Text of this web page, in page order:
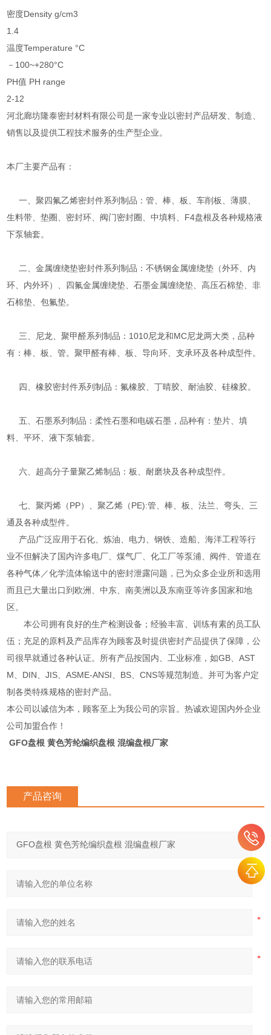
密度Density g/cm3
1.4
温度Temperature °C
－100~+280°C
PH值 PH range
2-12
河北廊坊隆泰密封材料有限公司是一家专业以密封产品研发、制造、
销售以及提供工程技术服务的生产型企业。
本厂主要产品有：
一、聚四氟乙烯密封件系列制品：管、棒、板、车削板、薄膜、
生料带、垫圈、密封环、阀门密封圈、中填料、F4盘根及各种规格液
下泵轴套。
二、金属缠绕垫密封件系列制品：不锈钢金属缠绕垫（外环、内
环、内外环）、四氟金属缠绕垫、石墨金属缠绕垫、高压石棉垫、非
石棉垫、包氟垫。
三、尼龙、聚甲醛系列制品：1010尼龙和MC尼龙两大类，品种
有：棒、板、管。聚甲醛有棒、板、导向环、支承环及各种成型件。
四、橡胶密封件系列制品：氟橡胶、丁晴胶、耐油胶、硅橡胶。
五、石墨系列制品：柔性石墨和电碳石墨，品种有：垫片、填
料、平环、液下泵轴套。
六、超高分子量聚乙烯制品：板、耐磨块及各种成型件。
七、聚丙烯（PP）、聚乙烯（PE):管、棒、板、法兰、弯头、三
通及各种成型件。
产品广泛应用于石化、炼油、电力、钢铁、造船、海洋工程等行
业不但解决了国内许多电厂、煤气厂、化工厂等泵浦、阀件、管道在
各种气体／化学流体输送中的密封泄露问题，已为众多企业所和选用
而且已大量出口到欧洲、中东、南美洲以及东南亚等许多国家和地
区。
本公司拥有良好的生产检测设备；经验丰富、训练有素的员工队
伍；充足的原料及产品库存为顾客及时提供密封产品提供了保障，公
司很早就通过各种认证。所有产品按国内、工业标准，如GB、AST
M、DIN、JIS、ASME-ANSI、BS、CNS等规范制造。并可为客户定
制各类特殊规格的密封产品。
本公司以诚信为本，顾客至上为我公司的宗旨。热诚欢迎国内外企业
公司加盟合作！
GFO盘根 黄色芳纶编织盘根 混编盘根厂家
产品咨询